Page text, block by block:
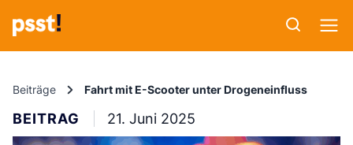
Beiträge Fahrt mit E-Scooter unter Drogeneinfluss
BEITRAG 21. Juni 2025